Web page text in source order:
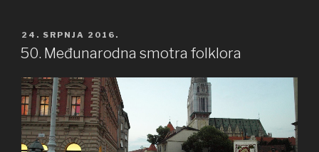
OBJAVLJENO
24. SRPNJA 2016.
50. Međunarodna smotra folklora